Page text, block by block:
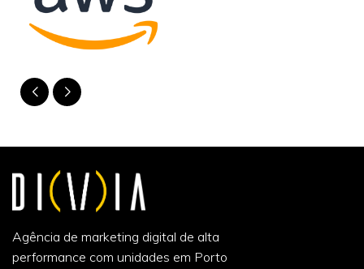
Agência de marketing digital de alta
performance com unidades em Porto